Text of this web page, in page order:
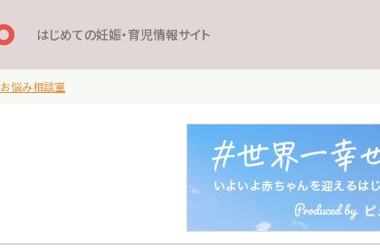
はじめての妊娠・育児情報サイト
お悩み相談室